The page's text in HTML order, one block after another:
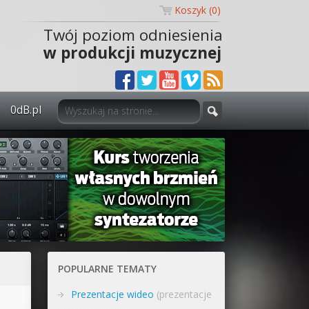
Koszyk (0)
Twój poziom odniesienia
w produkcji muzycznej
0dB.pl
0dB.pl - informacje
Newsletter
Materiały dla mediów
Archiwum aktualności
POPULARNE TEMATY
Prezentacje wideo (prezentacje